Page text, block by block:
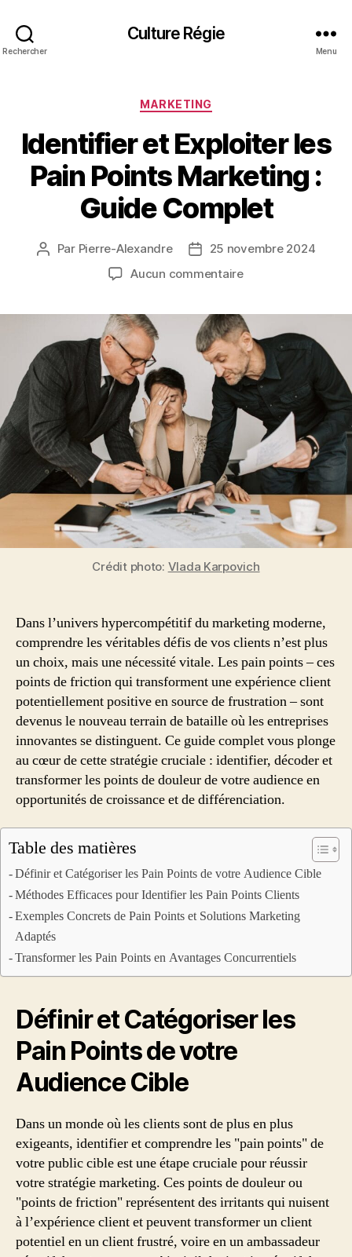
Rechercher
Culture Régie
Menu
Catégories
MARKETING
Identifier et Exploiter les
Pain Points Marketing :
Guide Complet
Auteur
Par Pierre-Alexandre
Date25 novembre 2024
Aucun commentairesur
Exploiter
les
Pain
Points
Marketing
:
Guide
Complet
Crédit photo: Vlada Karpovich
Dans l’univers hypercompétitif du marketing moderne,
comprendre les véritables défis de vos clients n’est plus
un choix, mais une nécessité vitale. Les pain points – ces
points de friction qui transforment une expérience client
potentiellement positive en source de frustration – sont
devenus le nouveau terrain de bataille où les entreprises
innovantes se distinguent. Ce guide complet vous plonge
au cœur de cette stratégie cruciale : identifier, décoder et
transformer les points de douleur de votre audience en
opportunités de croissance et de différenciation.
Table des matières
Définir et Catégoriser les Pain Points de votre Audience Cible
Méthodes Efficaces pour Identifier les Pain Points Clients
Exemples Concrets de Pain Points et Solutions Marketing
Adaptés
Transformer les Pain Points en Avantages Concurrentiels
Définir et Catégoriser les
Pain Points de votre
Audience Cible
Dans un monde où les clients sont de plus en plus
exigeants, identifier et comprendre les "pain points" de
votre public cible est une étape cruciale pour réussir
votre stratégie marketing. Ces points de douleur ou
"points de friction" représentent des irritants qui nuisent
à l’expérience client et peuvent transformer un client
potentiel en un client frustré, voire en un ambassadeur